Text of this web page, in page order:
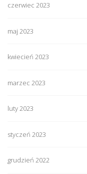
czerwiec 2023
maj 2023
kwiecień 2023
marzec 2023
luty 2023
styczeń 2023
grudzień 2022